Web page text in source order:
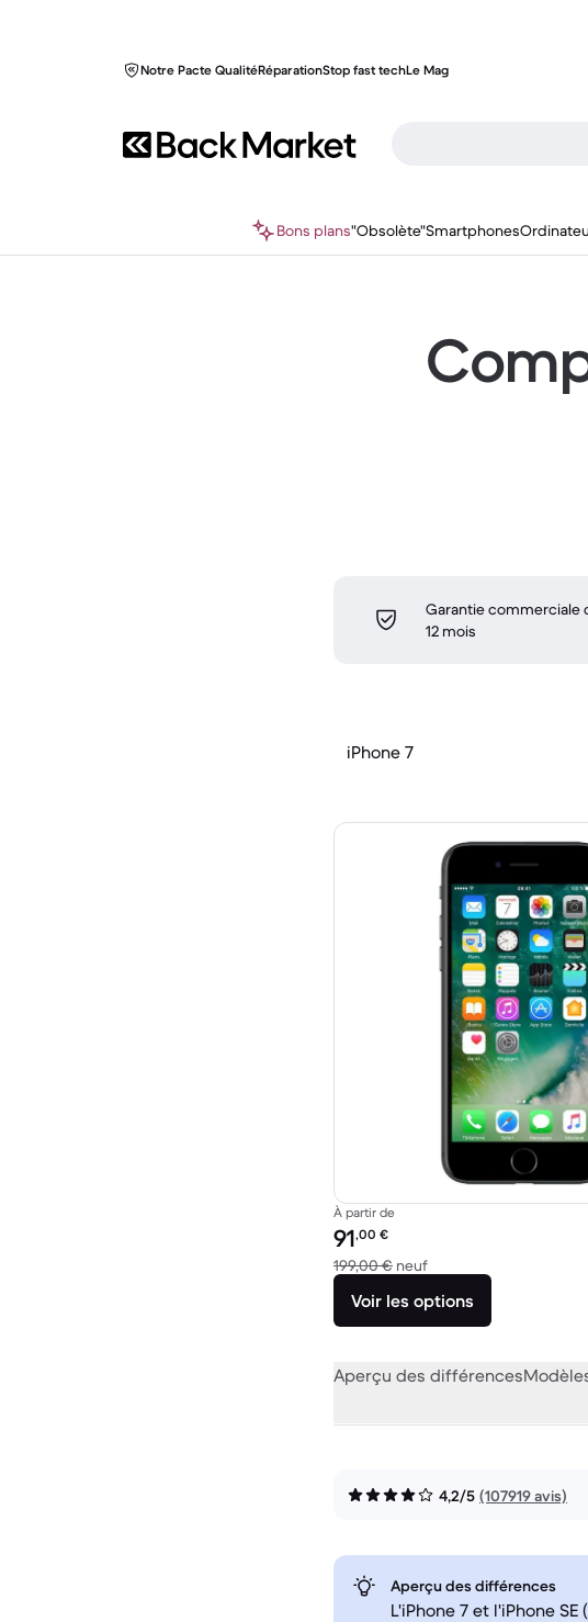
Notre Pacte QualitéRéparationStop fast techLe Mag
Bons plans"Obsolète"Smartphones
Garantie commerciale
12 mois
iPhone 7
À partir de
Prix reconditionné :
91,00 €
199,00 € neufcontre 199,00 € neuf
Voir les options
Aperçu des différences
4,2/5 (107919 avis)
Aperçu des différences
L'iPhone 7 et l'iPhone